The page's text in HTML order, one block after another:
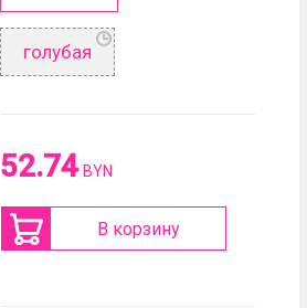
голубая
52.74 BYN
В корзину